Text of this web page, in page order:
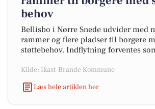
behov
Bellisbo i Nørre Snede udvider med
rammer og flere pladser til borgere
støttebehov. Indflytning forventes
Kilde: Ikast-Brande Kommune
Læs hele artiklen her